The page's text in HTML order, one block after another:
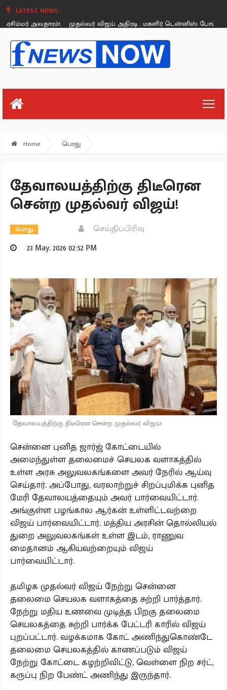
LATEST NEWS :
அவதாரம்!.
முதல்வர் விஜய் அதிரடி : மகளிர் டென்னிஸ் போட்டிக்கு
Thursday, August 26
Home பொது
தேவாலயத்திற்கு திடீரென
சென்ற முதல்வர் விஜய்!
பொது
செய்திப்பிரிவு
23 May, 2026 02:52 PM
தேவாலயத்திற்கு திடீரென சென்ற முதல்வர் விஜய்!
சென்னை புனித ஜார்ஜ் கோட்டையில்
அமைந்துள்ள தலைமைச் செயலக வளாகத்தில்
உள்ள அரசு அலுவலகங்களை அவர் நேரில் ஆய்வு
செய்தார். அப்போது, வரலாற்றுச் சிறப்புமிக்க புனித
மேரி தேவாலயத்தையும் அவர் பார்வையிட்டார்.
அங்குள்ள பழங்கால ஆர்கன் உள்ளிட்டவற்றை
விஜய் பார்வையிட்டார். மத்திய அரசின் தொல்லியல்
துறை அலுவலகங்கள் உள்ள இடம், ராணுவ
மைதானம் ஆகியவற்றையும் விஜய்
பார்வையிட்டார்.
தமிழக முதல்வர் விஜய் நேற்று சென்னை
தலைமை செயலக வளாகத்தை சுற்றி பார்த்தார்.
நேற்று மதிய உணவை முடித்த பிறகு தலைமை
செயலகத்தை சுற்றி பார்க்க பேட்டரி காரில் விஜய்
புறப்பட்டார். வழக்கமாக கோட் அணிந்துகொண்டே
தலைமை செயலகத்தில் காணப்படும் விஜய்
நேற்று கோட்டை கழற்றிவிட்டு, வெள்ளை நிற சர்ட்,
கருப்பு நிற பேண்ட் அணிந்து இருந்தார்.